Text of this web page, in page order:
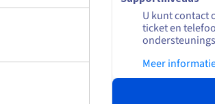
U kunt contact
ticket en
Meer